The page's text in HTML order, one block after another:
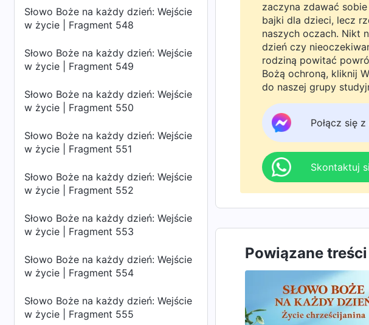
Słowo Boże na każdy dzień: Wejście
w życie | Fragment 548
Słowo Boże na każdy dzień: Wejście
w życie | Fragment 549
Słowo Boże na każdy dzień: Wejście
w życie | Fragment 550
Słowo Boże na każdy dzień: Wejście
w życie | Fragment 551
Słowo Boże na każdy dzień: Wejście
w życie | Fragment 552
Słowo Boże na każdy dzień: Wejście
w życie | Fragment 553
Słowo Boże na każdy dzień: Wejście
w życie | Fragment 554
Słowo Boże na każdy dzień: Wejście
w życie | Fragment 555
zaczyna zdawać
bajki dla dzieci, lecz
naszych oczach. Nikt
dzień czy
rodziną powitać
Bożą ochroną, kliknij
do naszej grupy
Połącz się
Skontaktuj
Powiązane treści